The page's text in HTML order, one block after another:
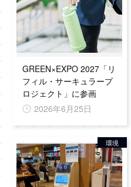
GREEN×EXPO 2027「リ
フィル・サーキュラープ
ロジェクト」に参画
2026年6月25日
環境